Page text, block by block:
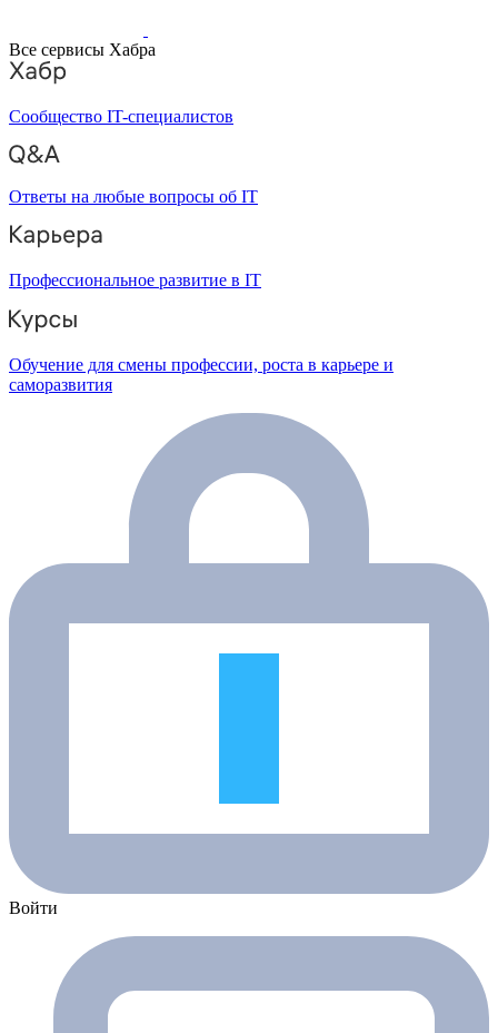
Все сервисы Хабра
Сообщество IT-специалистов
Ответы на любые вопросы об IT
Профессиональное развитие в IT
Обучение для смены профессии, роста в карьере и
саморазвития
Войти